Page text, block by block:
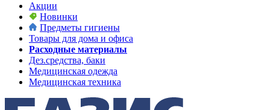
Акции
Новинки
Предметы гигиены
Товары для дома и офиса
Расходные материалы
Дез.средства, баки
Медицинская одежда
Медицинская техника